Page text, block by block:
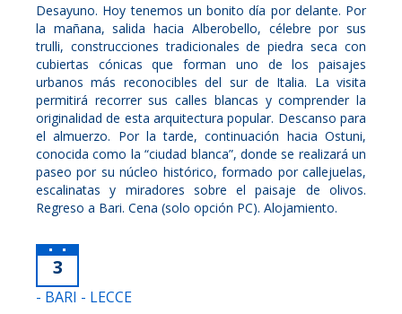
Desayuno. Hoy tenemos un bonito día por delante. Por
la mañana, salida hacia Alberobello, célebre por sus
trulli, construcciones tradicionales de piedra seca con
cubiertas cónicas que forman uno de los paisajes
urbanos más reconocibles del sur de Italia. La visita
permitirá recorrer sus calles blancas y comprender la
originalidad de esta arquitectura popular. Descanso para
el almuerzo. Por la tarde, continuación hacia Ostuni,
conocida como la “ciudad blanca”, donde se realizará un
paseo por su núcleo histórico, formado por callejuelas,
escalinatas y miradores sobre el paisaje de olivos.
Regreso a Bari. Cena (solo opción PC). Alojamiento.
3
- BARI - LECCE